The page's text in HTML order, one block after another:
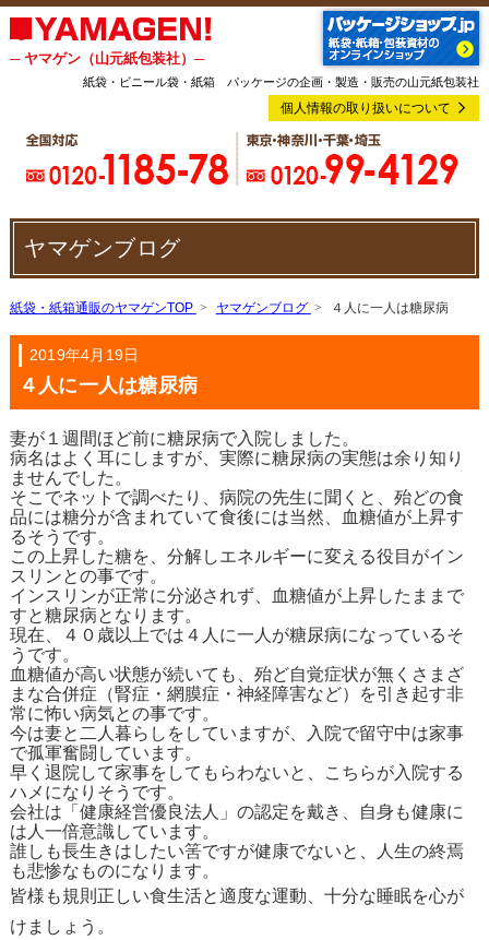
─ ヤマゲン（山元紙包装社）─
紙袋・ビニール袋・紙箱 パッケージの企画・製造・販売の山元紙包装社
個人情報の取り扱いについて
ヤマゲンブログ
紙袋・紙箱通販のヤマゲンTOP ヤマゲンブログ ４人に一人は糖尿病
2019年4月19日
４人に一人は糖尿病
妻が１週間ほど前に糖尿病で入院しました。
病名はよく耳にしますが、 実際に糖尿病の実態は余り知り
ませんでした。
そこでネットで調べたり、病院の先生に聞くと、 殆どの食
品には糖分が含まれていて食後には当然、血糖値が上昇す
るそうです。
この上昇した糖を、 分解しエネルギーに変える役目がイン
スリンとの事です。
インスリンが正常に分泌されず、
血糖値が上昇したままで
すと糖尿病となります。
現在、４０歳以上では４人に一人が糖尿病になっているそ
うです。
血糖値が高い状態が続いても、 殆ど自覚症状が無くさまざ
まな合併症（腎症・網膜症・神経障害など）を引き起す非
常に怖い病気との事です。
今は妻と二人暮らしをしていますが、
入院で留守中は家事
で孤軍奮闘しています。
早く退院して家事をしてもらわないと、
こちらが入院する
ハメになりそうです。
会社は「健康経営優良法人」の認定を戴き、
自身も健康に
は人一倍意識しています。
誰しも長生きはしたい筈ですが健康でないと、
人生の終焉
も悲惨なものになります。
皆様も規則正しい食生活と適度な運動、 十分な睡眠を心が
けましょう。